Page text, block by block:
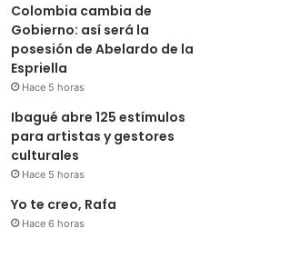
Colombia cambia de
Gobierno: así será la
posesión de Abelardo de la
Espriella
Hace 5 horas
Ibagué abre 125 estímulos
para artistas y gestores
culturales
Hace 5 horas
Yo te creo, Rafa
Hace 6 horas